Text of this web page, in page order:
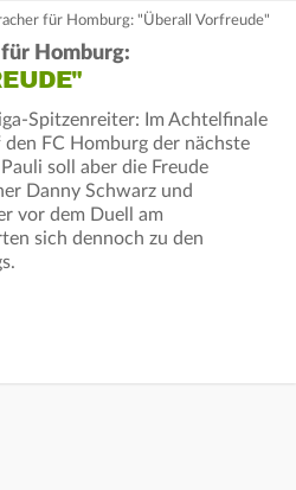
für Homburg: "Überall Vorfreude"
Homburg:
Spitzenreiter: Im Achtelfinale
FC Homburg der nächste
soll aber die Freude
Danny Schwarz und
vor dem Duell am
sich dennoch zu den